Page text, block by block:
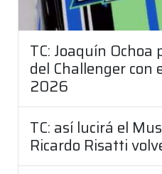
TC: Joaquín
del Challenger con
2026
TC: así lucirá el
Ricardo Risatti